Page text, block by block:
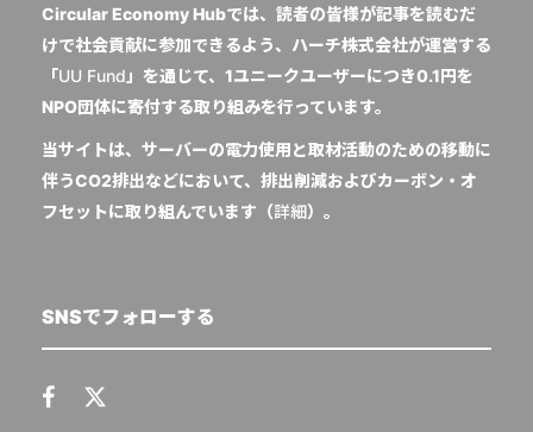
Circular Economy Hubでは、読者の皆様が記事を読むだ
けで社会貢献に参加できるよう、ハーチ株式会社が運営する
「UU Fund 」を通じて、1ユニークユーザーにつき0.1円を
NPO団体に寄付する取り組みを行っています。
当サイトは、サーバーの電力使用と取材活動のための移動に
伴うCO2排出などにおいて、排出削減およびカーボン・オ
フセットに取り組んでいます（詳細）。
SNSでフォローする